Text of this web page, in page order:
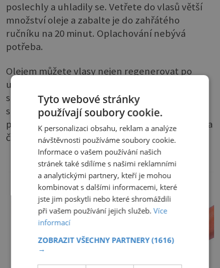
poslechly a uhladily se. Vetřete do vlasů větší
množství oleje a zabalte je do zahřátého
ručníku na 20 minut. Oplachování nebývá
potřeba.
Olejem můžete vlasy nejen regenerovat po
umytí, ale dokonce i přímo umývat. Jde o
speciální šampony olejové, určené pro velmi
suché a poškozené vlasy. Mycí proces je
pomalejší, ale výsledkem mají být vlasy hebké a
čisté.
Tyto webové stránky
používají soubory cookie.
K personalizaci obsahu, reklam a analýze
návštěvnosti používáme soubory cookie.
Informace o vašem používání našich
stránek také sdílíme s našimi reklamními
a analytickými partnery, kteří je mohou
kombinovat s dalšími informacemi, které
jste jim poskytli nebo které shromáždili
při vašem používání jejich služeb.Více
informací
ZOBRAZIT VŠECHNY PARTNERY(1616)
→